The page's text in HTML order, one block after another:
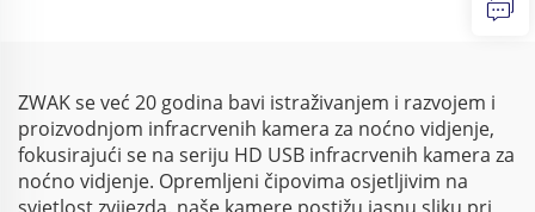
ZWAK se već 20 godina bavi istraživanjem i razvojem i
proizvodnjom infracrvenih kamera za noćno vidjenje,
fokusirajući se na seriju HD USB infracrvenih kamera za
noćno vidjenje. Opremljeni čipovima osjetljivim na